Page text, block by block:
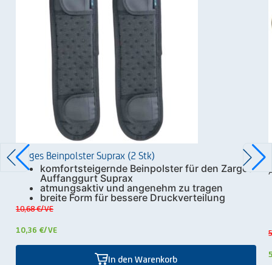
Zarges Beinpolster Suprax (2 Stk)
komfortsteigernde Beinpolster für den Zarges
Auffanggurt Suprax
atmungsaktiv und angenehm zu tragen
breite Form für bessere Druckverteilung
10,68 €/VE
10,36 €/VE
In den Warenkorb